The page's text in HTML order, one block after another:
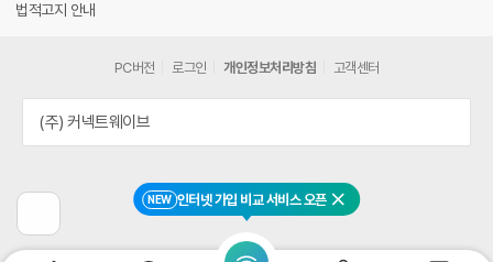
NEW 인터넷 가입 비교 서비스 오픈 닫기
법적고지 안내
전
페
PC버전 로그인 개인정보처리방침 고객센터
(주) 커넥트웨이브